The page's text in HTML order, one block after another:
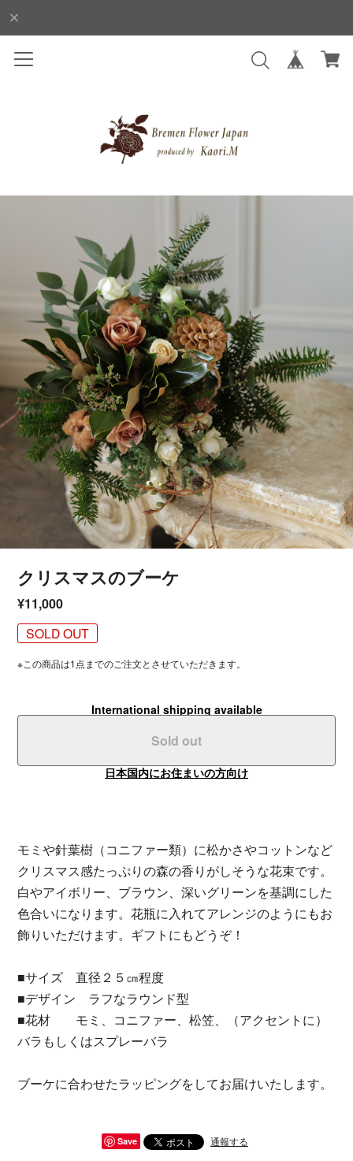
クリスマスのブーケ
¥11,000
SOLD OUT
※この商品は1点までのご注文とさせていただきます。
International shipping available
Sold out
日本国内にお住まいの方向け
モミや針葉樹（コニファー類）に松かさやコットンなど
クリスマス感たっぷりの森の香りがしそうな花束です。
白やアイボリー、ブラウン、深いグリーンを基調にした
色合いになります。花瓶に入れてアレンジのようにもお
飾りいただけます。ギフトにもどうぞ！
■サイズ 直径２５㎝程度
■デザイン ラフなラウンド型
■花材 モミ、コニファー、松笠、（アクセントに）
バラもしくはスプレーバラ
ブーケに合わせたラッピングをしてお届けいたします。
Save 通報する